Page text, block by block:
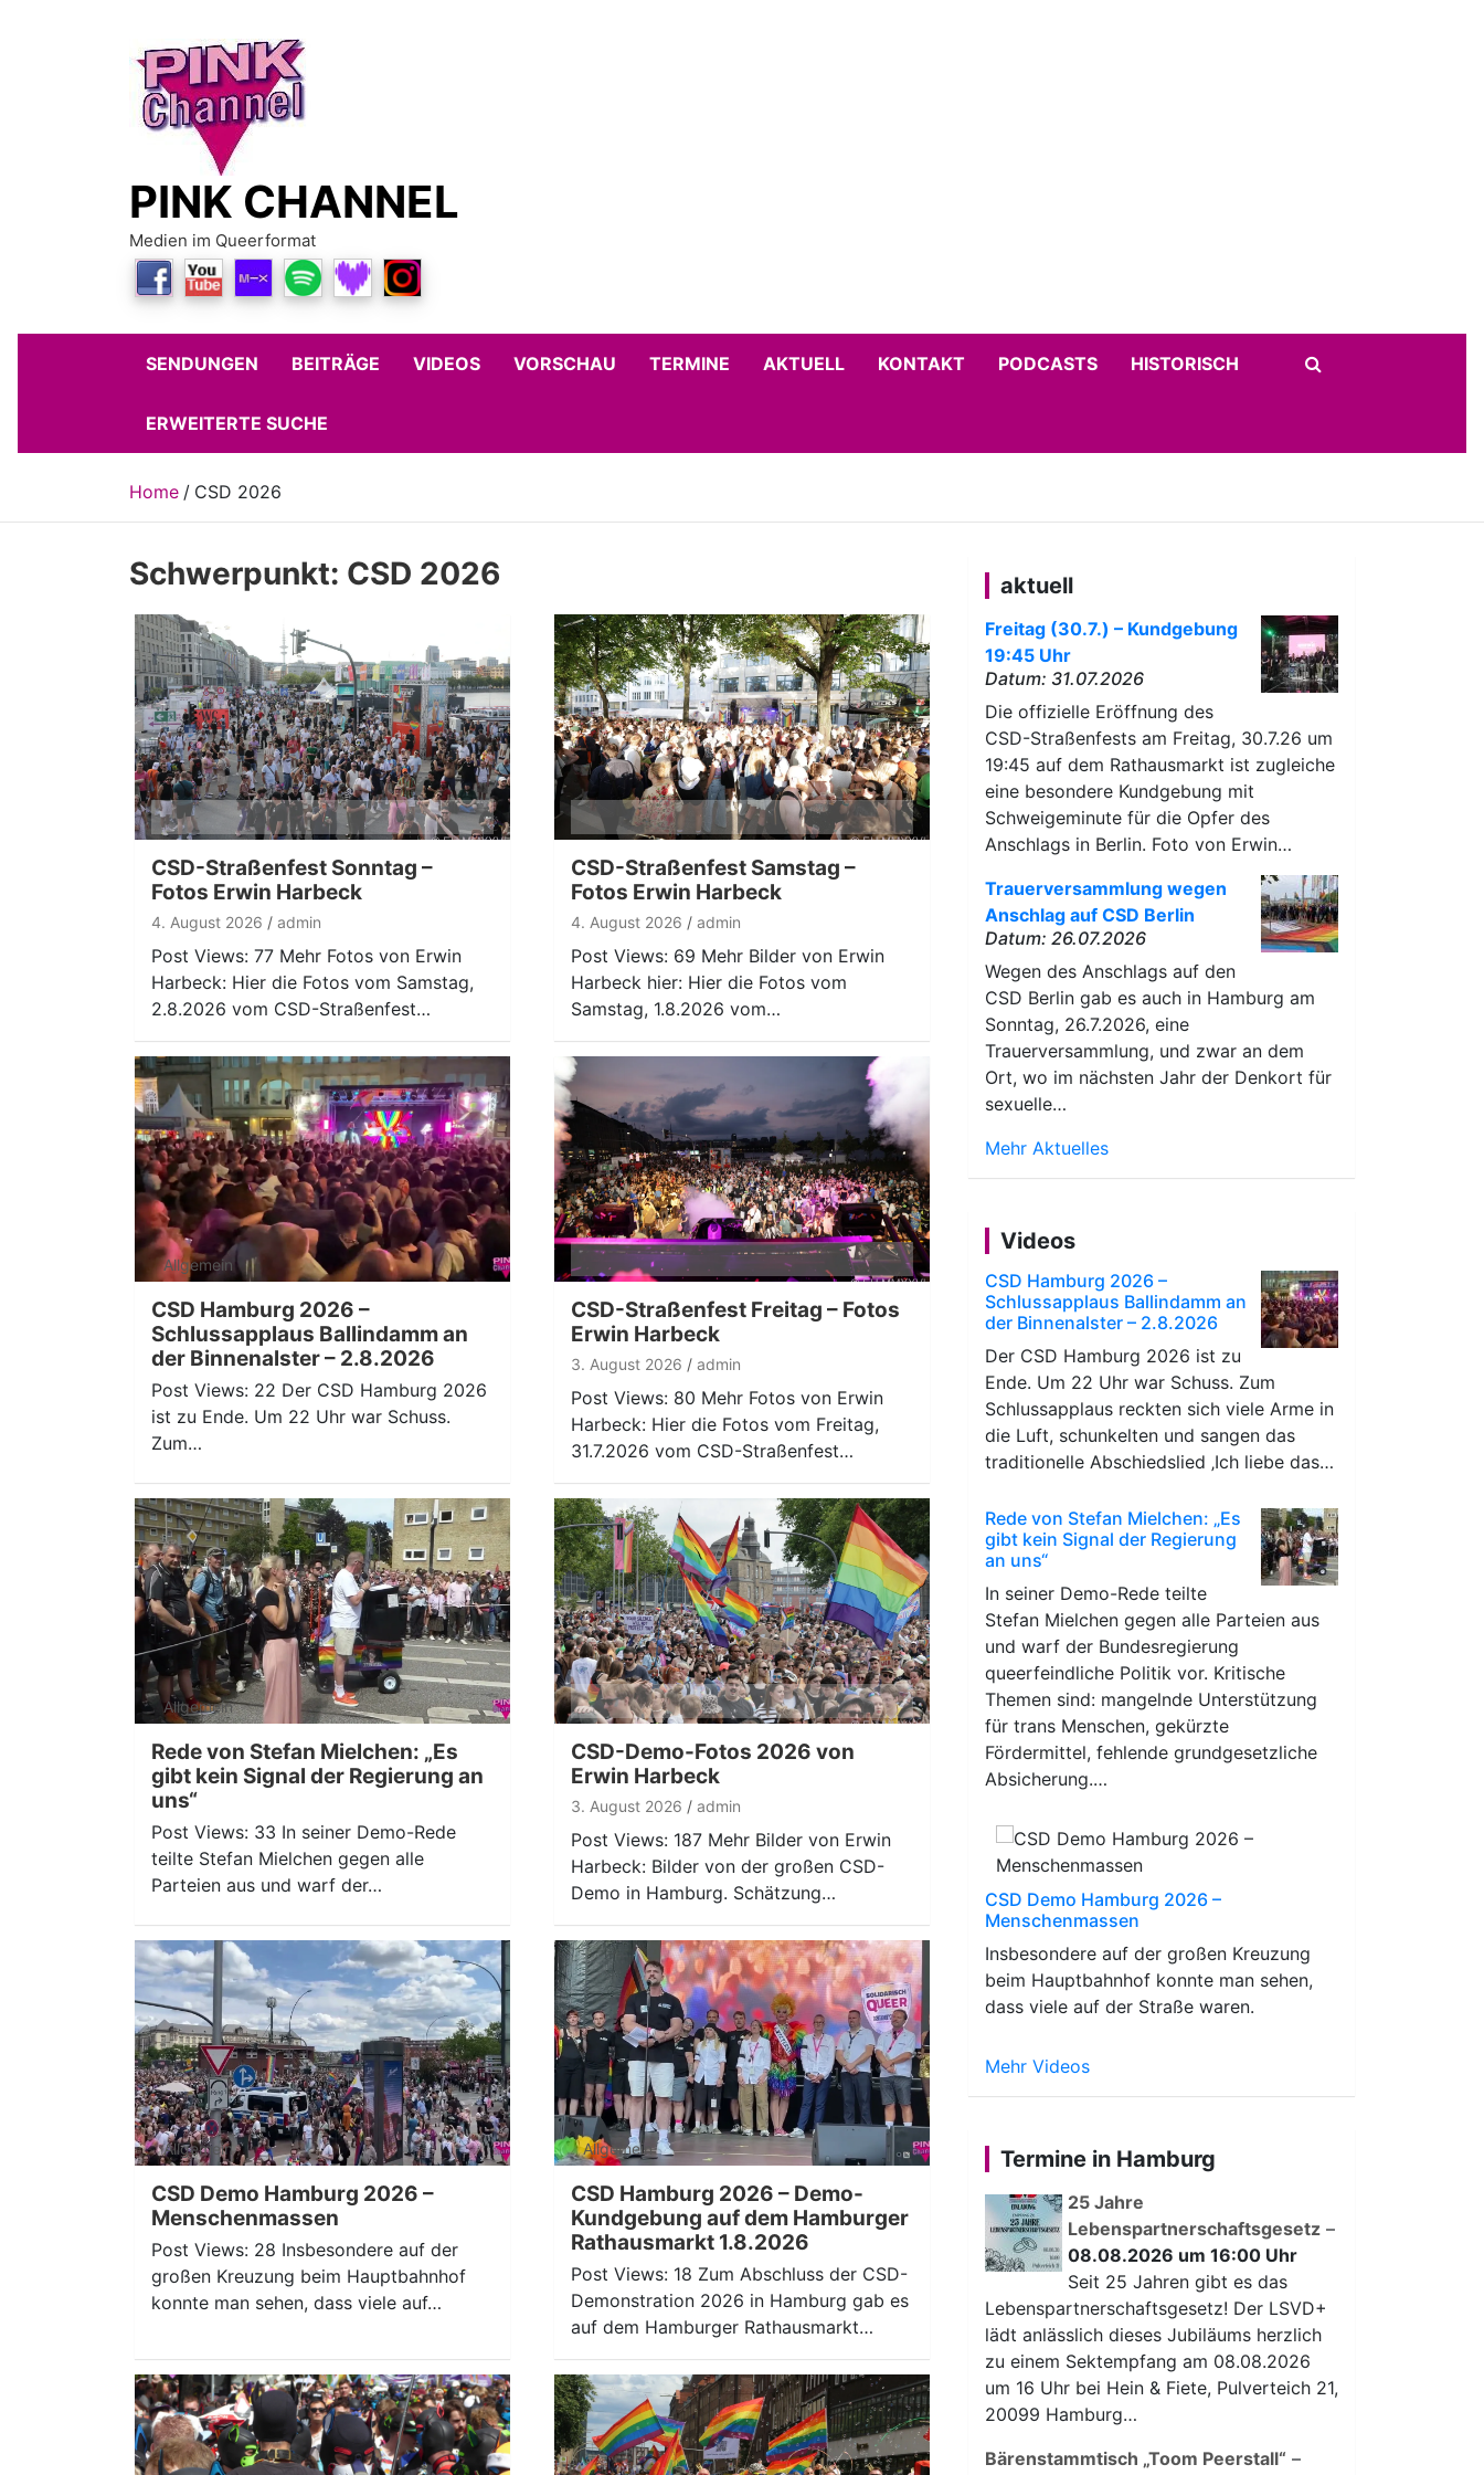
PINK CHANNEL
Medien im Queerformat
SENDUNGEN BEITRÄGE VIDEOS VORSCHAU TERMINE AKTUELL KONTAKT PODCASTS HISTORISCH
ERWEITERTE SUCHE
Home CSD 2026
Schwerpunkt: CSD 2026
CSD-Straßenfest Sonntag –
Fotos Erwin Harbeck
4. August 2026 admin
Post Views: 77 Mehr Fotos von Erwin
Harbeck: Hier die Fotos vom Samstag,
2.8.2026 vom CSD-Straßenfest…
CSD-Straßenfest Samstag –
Fotos Erwin Harbeck
4. August 2026 admin
Post Views: 69 Mehr Bilder von Erwin
Harbeck hier: Hier die Fotos vom
Samstag, 1.8.2026 vom…
Allgemein
CSD Hamburg 2026 –
Schlussapplaus Ballindamm an
der Binnenalster – 2.8.2026
Post Views: 22 Der CSD Hamburg 2026
ist zu Ende. Um 22 Uhr war Schuss.
Zum…
CSD-Straßenfest Freitag – Fotos
Erwin Harbeck
3. August 2026 admin
Post Views: 80 Mehr Fotos von Erwin
Harbeck: Hier die Fotos vom Freitag,
31.7.2026 vom CSD-Straßenfest…
Allgemein
Rede von Stefan Mielchen: „Es
gibt kein Signal der Regierung an
uns“
Post Views: 33 In seiner Demo-Rede
teilte Stefan Mielchen gegen alle
Parteien aus und warf der…
CSD-Demo-Fotos 2026 von
Erwin Harbeck
3. August 2026 admin
Post Views: 187 Mehr Bilder von Erwin
Harbeck: Bilder von der großen CSD-
Demo in Hamburg. Schätzung…
Allgemein
CSD Demo Hamburg 2026 –
Menschenmassen
Post Views: 28 Insbesondere auf der
großen Kreuzung beim Hauptbahnhof
konnte man sehen, dass viele auf…
Allgemein
CSD Hamburg 2026 – Demo-
Kundgebung auf dem Hamburger
Rathausmarkt 1.8.2026
Post Views: 18 Zum Abschluss der CSD-
Demonstration 2026 in Hamburg gab es
auf dem Hamburger Rathausmarkt…
aktuell
Freitag (30.7.) – Kundgebung
19:45 Uhr
Datum: 31.07.2026
Die offizielle Eröffnung des
CSD-Straßenfests am Freitag, 30.7.26 um
19:45 auf dem Rathausmarkt ist zugleiche
eine besondere Kundgebung mit
Schweigeminute für die Opfer des
Anschlags in Berlin. Foto von Erwin…
Trauerversammlung wegen
Anschlag auf CSD Berlin
Datum: 26.07.2026
Wegen des Anschlags auf den
CSD Berlin gab es auch in Hamburg am
Sonntag, 26.7.2026, eine
Trauerversammlung, und zwar an dem
Ort, wo im nächsten Jahr der Denkort für
sexuelle…
Mehr Aktuelles
Videos
CSD Hamburg 2026 –
Schlussapplaus Ballindamm an
der Binnenalster – 2.8.2026
Der CSD Hamburg 2026 ist zu
Ende. Um 22 Uhr war Schuss. Zum
Schlussapplaus reckten sich viele Arme in
die Luft, schunkelten und sangen das
traditionelle Abschiedslied ‚Ich liebe das…
Rede von Stefan Mielchen: „Es
gibt kein Signal der Regierung
an uns“
In seiner Demo-Rede teilte
Stefan Mielchen gegen alle Parteien aus
und warf der Bundesregierung
queerfeindliche Politik vor. Kritische
Themen sind: mangelnde Unterstützung
für trans Menschen, gekürzte
Fördermittel, fehlende grundgesetzliche
Absicherung.…
CSD Demo Hamburg 2026 –
Menschenmassen
Insbesondere auf der großen Kreuzung
beim Hauptbahnhof konnte man sehen,
dass viele auf der Straße waren.
Mehr Videos
Termine in Hamburg
25 Jahre
Lebenspartnerschaftsgesetz –
08.08.2026 um 16:00 Uhr
Seit 25 Jahren gibt es das
Lebenspartnerschaftsgesetz! Der LSVD+
lädt anlässlich dieses Jubiläums herzlich
zu einem Sektempfang am 08.08.2026
um 16 Uhr bei Hein & Fiete, Pulverteich 21,
20099 Hamburg…
Bärenstammtisch „Toom Peerstall“ –